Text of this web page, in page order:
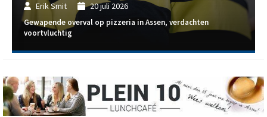
Erik Smit 20 juli 2026
Gewapende overval op pizzeria in Assen, verdachten
voortvluchtig